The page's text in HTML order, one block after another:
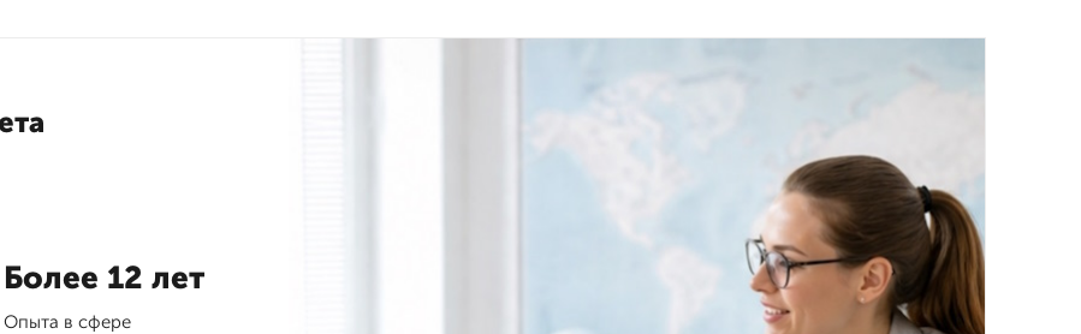
Более 12 лет
Опыта в сфере